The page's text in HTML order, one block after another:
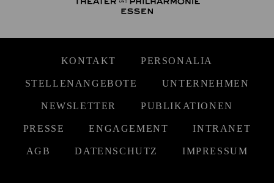
KONTAKT PERSONALIA
STELLENANGEBOTE UNTERNEHMEN
NEWSLETTER PUBLIKATIONEN
PRESSE ENGAGEMENT INTRANET
AGB DATENSCHUTZ IMPRESSUM